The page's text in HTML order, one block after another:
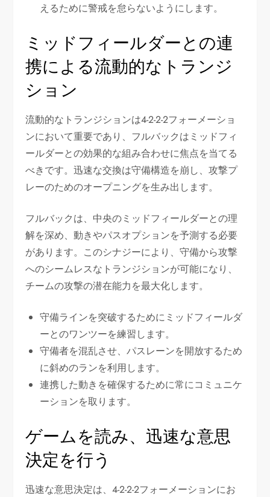
えるために警戒を怠らないようにします。
ミッドフィールダーとの連
携による流動的なトランジ
ション
流動的なトランジションは4-2-2-2フォーメーショ
ンにおいて重要であり、フルバックはミッドフィ
ールダーとの効果的な組み合わせに焦点を当てる
べきです。迅速な交換は守備構造を崩し、攻撃プ
レーのためのオープニングを生み出します。
フルバックは、中央のミッドフィールダーとの理
解を深め、動きやパスオプションを予測する必要
があります。このシナジーにより、守備から攻撃
へのシームレスなトランジションが可能になり、
チームの攻撃の潜在能力を最大化します。
守備ラインを突破するためにミッドフィールダ
ーとのワンツーを練習します。
守備者を混乱させ、パスレーンを開放するため
に斜めのランを利用します。
連携した動きを確保するために常にコミュニケ
ーションを取ります。
ゲームを読み、迅速な意思
決定を行う
迅速な意思決定は、4-2-2-2フォーメーションにお